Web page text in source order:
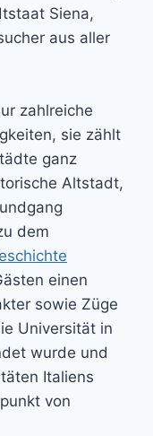
Siena,
aus aller
zahlreiche
sie zählt
ganz
Altstadt,
dem
einen
sowie Züge
Universität in
wurde und
Italiens
von